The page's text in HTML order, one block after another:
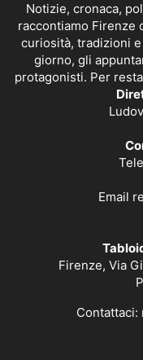
Notizie, cronaca,
raccontiamo Firenze
curiosità, tradizioni
giorno, gli
protagonisti. Per
Email
Firenze, Via
Contattaci: